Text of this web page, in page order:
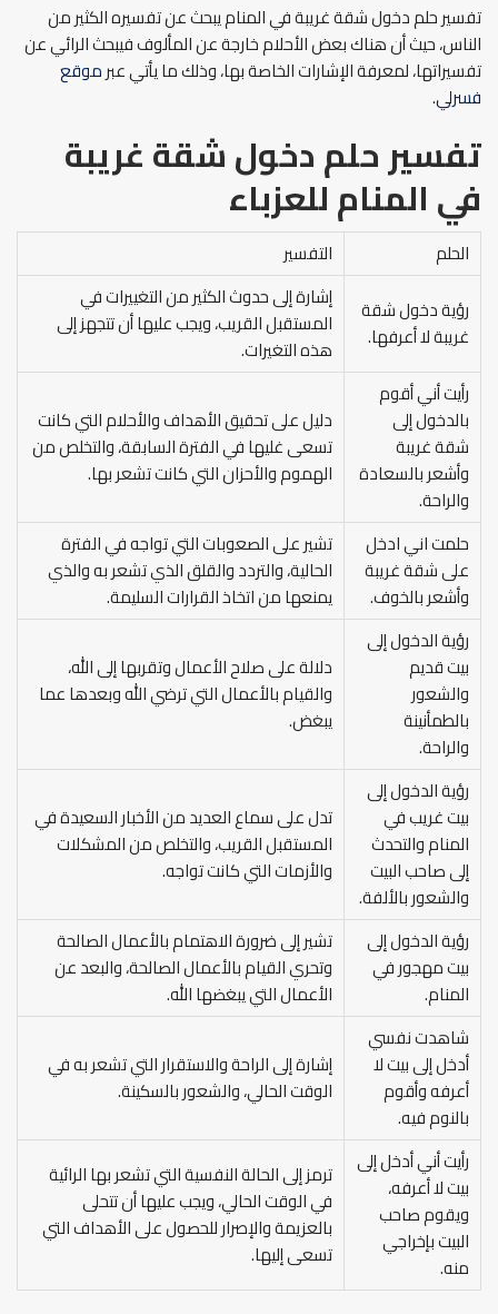
تفسير حلم دخول شقة غريبة في المنام يبحث عن تفسيره الكثير من
الناس، حيث أن هناك بعض الأحلام خارجة عن المألوف فيبحث الرائي عن
تفسيراتها، لمعرفة الإشارات الخاصة بها، وذلك ما يأتي عبرموقع
فسرلي.
تفسير حلم دخول شقة غريبة
في المنامللعزباء
الحلم
التفسير
رؤية دخول شقة
غريبة لا أعرفها.
إشارة إلى حدوث الكثير من التغييرات في
المستقبل القريب، ويجب عليها أن تتجهز إلى
هذه التغيرات.
رأيت أني أقوم
بالدخول إلى
شقة غريبة
وأشعر بالسعادة
والراحة.
دليل على تحقيق الأهداف والأحلام التي كانت
تسعى غليها في الفترة السابقة، والتخلص من
الهموم والأحزان التي كانت تشعر بها.
حلمت اني ادخل
على شقة غريبة
وأشعر بالخوف.
تشير على الصعوبات التي تواجه في الفترة
الحالية، والتردد والقلق الذي تشعر به والذي
يمنعها من اتخاذ القرارات السليمة.
رؤية الدخول إلى
بيت قديم
والشعور
بالطمأنينة
والراحة.
دلالة على صلاح الأعمال وتقربها إلى الله،
والقيام بالأعمال التي ترضي الله وبعدها عما
يبغض.
رؤية الدخول إلى
بيت غريب في
المنام والتحدث
إلى صاحب البيت
والشعور بالألفة.
تدل على سماع العديد من الأخبار السعيدة في
المستقبل القريب، والتخلص من المشكلات
والأزمات التي كانت تواجه.
رؤية الدخول إلى
بيت مهجور في
المنام.
تشير إلى ضرورة الاهتمام بالأعمال الصالحة
وتحري القيام بالأعمال الصالحة، والبعد عن
الأعمال التي يبغضها الله.
شاهدت نفسي
أدخل إلى بيت لا
أعرفه وأقوم
بالنوم فيه.
إشارة إلى الراحة والاستقرار التي تشعر به في
الوقت الحالي، والشعور بالسكينة.
رأيت أني أدخل إلى
بيت لا أعرفه،
ويقوم صاحب
البيت بإخراجي
منه.
ترمز إلى الحالة النفسية التي تشعر بها الرائية
في الوقت الحالي، ويجب عليها أن تتحلى
بالعزيمة والإصرار للحصول على الأهداف التي
تسعى إليها.